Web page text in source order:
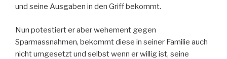
und seine Ausgaben in den Griff bekommt.
Nun potestiert er aber wehement gegen
Sparmassnahmen, bekommt diese in seiner Familie auch
nicht umgesetzt und selbst wenn er willig ist, seine